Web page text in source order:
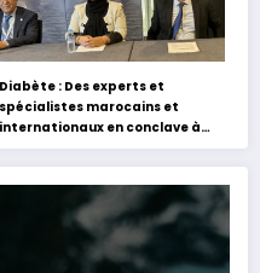
Diabète : Des experts et
spécialistes marocains et
internationaux en conclave à
Tanger